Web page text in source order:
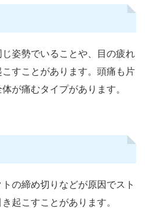
姿勢でいることや、目の疲れ
すことがあります。頭痛も片
が痛むタイプがあります。
の締め切りなどが原因でスト
起こすことがあります。